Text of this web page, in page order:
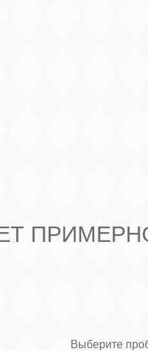
Выберите